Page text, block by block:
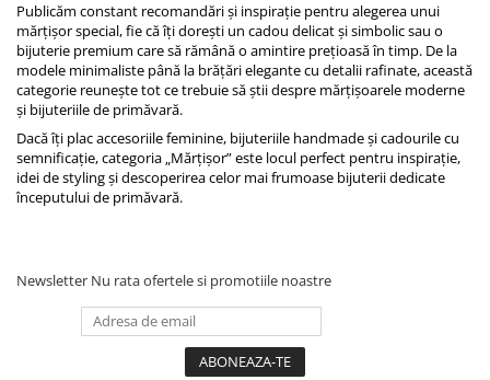
Publicăm constant recomandări și inspirație pentru alegerea unui
mărțișor special, fie că îți dorești un cadou delicat și simbolic sau o
bijuterie premium care să rămână o amintire prețioasă în timp. De la
modele minimaliste până la brățări elegante cu detalii rafinate, această
categorie reunește tot ce trebuie să știi despre mărțișoarele moderne
și bijuteriile de primăvară.
Dacă îți plac accesoriile feminine, bijuteriile handmade și cadourile cu
semnificație, categoria „Mărțișor” este locul perfect pentru inspirație,
idei de styling și descoperirea celor mai frumoase bijuterii dedicate
începutului de primăvară.
Newsletter Nu rata ofertele si promotiile noastre